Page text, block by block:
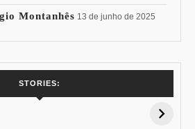
Montanhês 13 de junho de 2025
STORIES:
Pessoal: Os